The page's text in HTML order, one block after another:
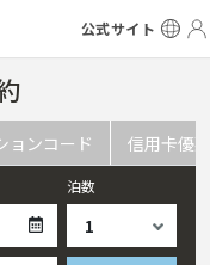
公式サイト
ョンコード 信用卡優惠
泊数